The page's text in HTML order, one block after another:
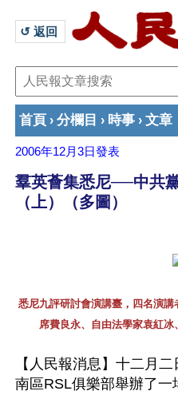
↺ 返回
首頁 › 分欄目 › 時事 › 文章
2006年12月3日發表
羣英薈集悉尼──中共
（上）（多圖）
悉尼九評研討會演講臺，四名演
席費良永、自由法學家袁紅冰
【人民報消息】十二月
南區RSL俱樂部舉辦了